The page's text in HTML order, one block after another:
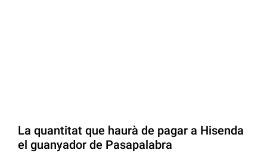
La quantitat que haurà de pagar a Hisenda
el guanyador de Pasapalabra